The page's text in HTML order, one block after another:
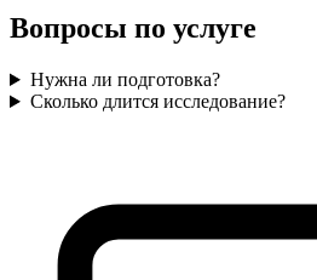
Вопросы по услуге
Нужна ли подготовка?
Сколько длится исследование?